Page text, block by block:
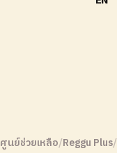
ศูนย์ช่วยเหลือ/Reggu Plus/